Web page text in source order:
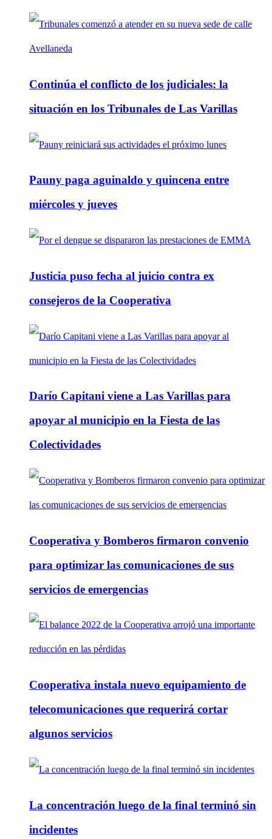
Continúa el conflicto de los judiciales: la
situación en los Tribunales de Las Varillas
Pauny paga aguinaldo y quincena entre
miércoles y jueves
Justicia puso fecha al juicio contra ex
consejeros de la Cooperativa
Darío Capitani viene a Las Varillas para
apoyar al municipio en la Fiesta de las
Colectividades
Cooperativa y Bomberos firmaron convenio
para optimizar las comunicaciones de sus
servicios de emergencias
Cooperativa instala nuevo equipamiento de
telecomunicaciones que requerirá cortar
algunos servicios
La concentración luego de la final terminó sin
incidentes